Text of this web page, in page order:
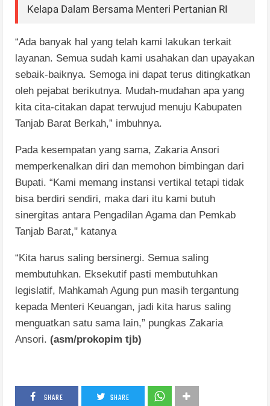
Kelapa Dalam Bersama Menteri Pertanian RI
“Ada banyak hal yang telah kami lakukan terkait
layanan. Semua sudah kami usahakan dan upayakan
sebaik-baiknya. Semoga ini dapat terus ditingkatkan
oleh pejabat berikutnya. Mudah-mudahan apa yang
kita cita-citakan dapat terwujud menuju Kabupaten
Tanjab Barat Berkah,” imbuhnya.
Pada kesempatan yang sama, Zakaria Ansori
memperkenalkan diri dan memohon bimbingan dari
Bupati. “Kami memang instansi vertikal tetapi tidak
bisa berdiri sendiri, maka dari itu kami butuh
sinergitas antara Pengadilan Agama dan Pemkab
Tanjab Barat," katanya
“Kita harus saling bersinergi. Semua saling
membutuhkan. Eksekutif pasti membutuhkan
legislatif, Mahkamah Agung pun masih tergantung
kepada Menteri Keuangan, jadi kita harus saling
menguatkan satu sama lain,” pungkas Zakaria
Ansori.(asm/prokopim tjb)
SHARE SHARE